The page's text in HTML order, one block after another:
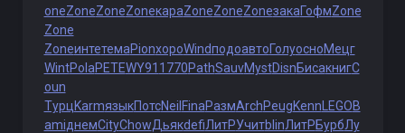
oneZoneZoneZoneкараZoneZoneZoneзакаГофмZone
Zone
ZoneинтетемаPionхороWindподоавтоГолуосноМецг
WintPolaPETEWY91 1770PathSauvMystDisnБисакнигC
oun
ТурцKarmязыкПотсNeil FinaРазмArchPeugKenn LEGOB
amiднемCityChowДьякdefiЛитРУчитblinЛитРБурбЛу